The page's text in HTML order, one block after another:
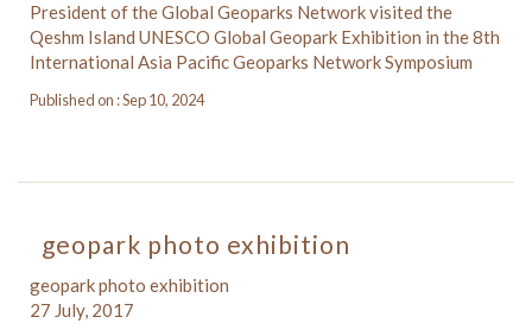
President of the Global Geoparks Network visited the
Qeshm Island UNESCO Global Geopark Exhibition in the 8th
International Asia Pacific Geoparks Network Symposium
Published on : Sep 10, 2024
geopark photo exhibition
geopark photo exhibition
27 July, 2017